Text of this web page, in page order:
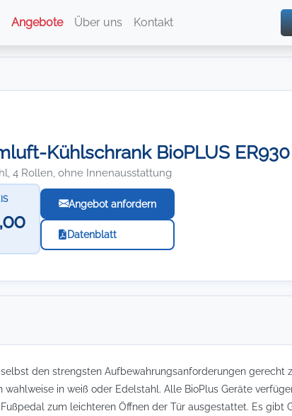
Angebote Über uns Kontakt
Kühlschrank BioPLUS
4 Rollen, ohne Innenausstattung
Angebot anfordern
Datenblatt
den strengsten Aufbewahrungsanforderungen gerecht
in weiß oder Edelstahl. Alle BioPlus Geräte
zum leichteren Öffnen der Tür ausgestattet. Es gibt